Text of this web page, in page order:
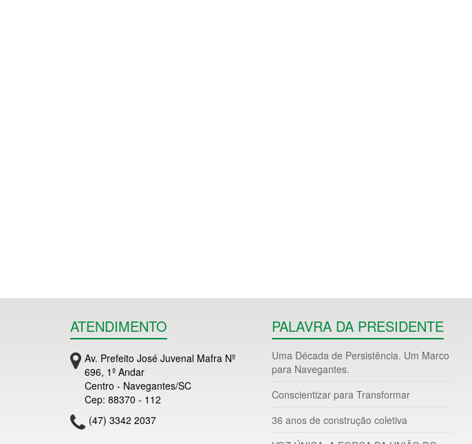
ATENDIMENTO
Av. Prefeito José Juvenal Mafra Nº
696, 1º Andar
Centro - Navegantes/SC
Cep: 88370 - 112
(47) 3342 2037
PALAVRA DA PRESIDENTE
Uma Década de Persistência. Um Marco
para Navegantes.
Conscientizar para Transformar
36 anos de construção coletiva